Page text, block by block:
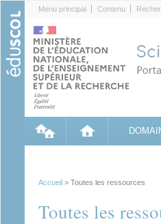
Menu principal Contenu
Accueil > Toutes les ressources
Toutes les